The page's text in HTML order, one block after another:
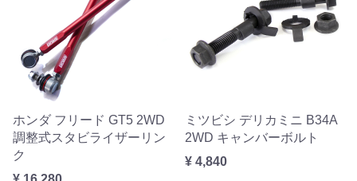
ホンダ フリード GT5 2WD
調整式スタビライザーリン
ク
ミツビシ デリカミニ B34A
2WD キャンバーボルト
¥ 4,840